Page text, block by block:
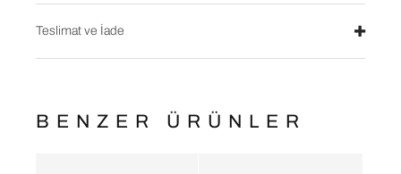
Teslimat ve İade
BENZER ÜRÜNLER